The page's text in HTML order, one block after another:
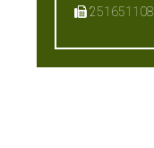
251651108